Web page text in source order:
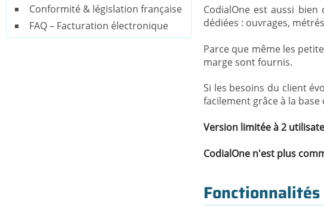
CodialOne est aussi
dédiées : ouvrages,
Parce que même les
marge sont fournis.
Si les besoins du client
facilement grâce à la
Version limitée à 2
CodialOne n'est plus
Fonctionnalités
Conformité & législation française
FAQ – Facturation électronique